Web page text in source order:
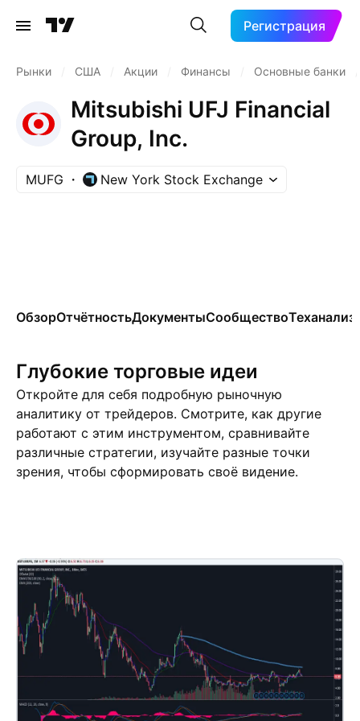
Регистрация
Рынки США Акции Финансы Основные банки
Mitsubishi UFJ Financial
Group, Inc.
MUFG New York Stock Exchange
ОбзорОтчётностьДокументыСообществоТеханализ
Глубокие торговые идеи
Откройте для себя подробную рыночную
аналитику от трейдеров. Смотрите, как другие
работают с этим инструментом, сравнивайте
различные стратегии, изучайте разные точки
зрения, чтобы сформировать своё видение.